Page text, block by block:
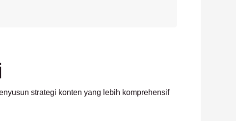
strategi konten yang lebih komprehensif